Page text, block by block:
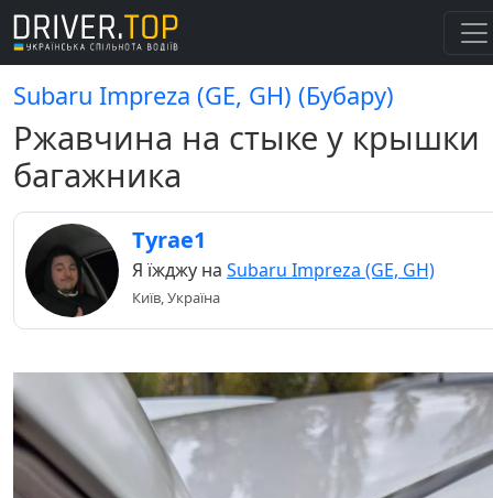
Subaru Impreza (GE, GH) (Бубару)
Ржавчина на стыке у крышки
багажника
Tyrae1
Я їжджу на Subaru Impreza (GE, GH)
Київ, Україна